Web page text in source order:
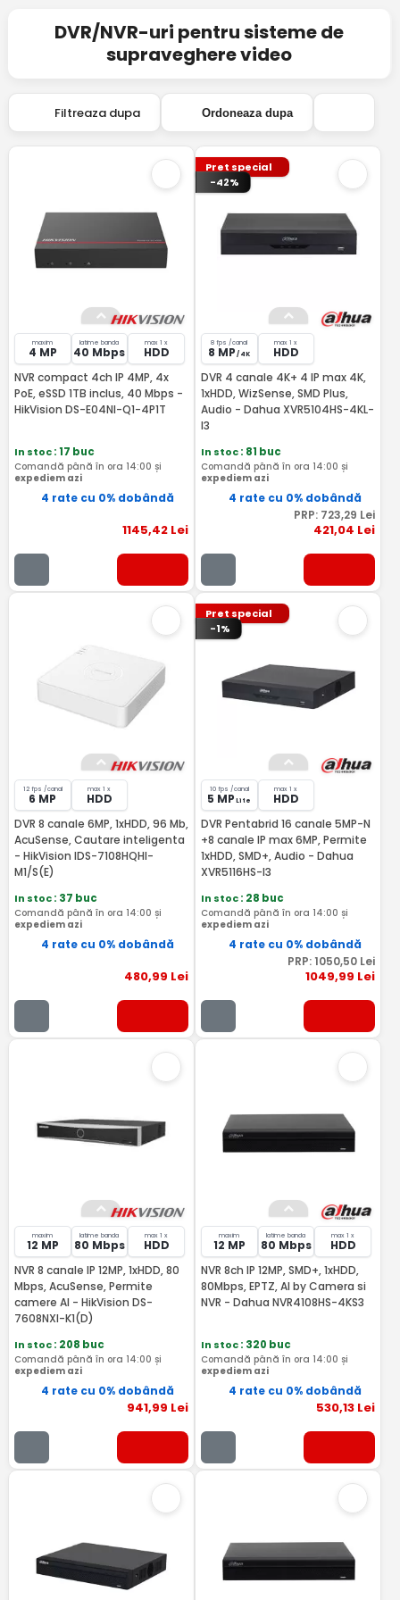
DVR/NVR-uri pentru sisteme de
supraveghere video
Filtreaza dupa Ordoneaza dupa
maxim
4 MP
latime banda
40 Mbps
max 1 x
HDD
NVR compact 4ch IP 4MP, 4x
PoE, eSSD 1TB inclus, 40 Mbps -
HikVision DS-E04NI-Q1-4P1T
In stoc: 17 buc
Comandă până în ora 14:00 și
expediem azi
4 rate cu 0% dobândă
1145,42Lei
Pret special
-42%
8 fps /canal
8 MP / 4K
max 1 x
HDD
DVR 4 canale 4K+ 4 IP max 4K,
1xHDD, WizSense, SMD Plus,
Audio - Dahua XVR5104HS-4KL-
I3
In stoc: 81 buc
Comandă până în ora 14:00 și
expediem azi
4 rate cu 0% dobândă
PRP: 723,29 Lei
421,04 Lei
12 fps /canal
6 MP
max 1 x
HDD
DVR 8 canale 6MP, 1xHDD, 96 Mb,
AcuSense, Cautare inteligenta
- HikVision IDS-7108HQHI-
M1/S(E)
In stoc: 37 buc
Comandă până în ora 14:00 și
expediem azi
4 rate cu 0% dobândă
480,99 Lei
Pret special
-1%
10 fps /canal
5 MP Lite
max 1 x
HDD
DVR Pentabrid 16 canale 5MP-N
+8 canale IP max 6MP, Permite
1xHDD, SMD+, Audio - Dahua
XVR5116HS-I3
In stoc: 28 buc
Comandă până în ora 14:00 și
expediem azi
4 rate cu 0% dobândă
PRP: 1050,50 Lei
1049,99 Lei
maxim
12 MP
latime banda
80 Mbps
max 1 x
HDD
NVR 8 canale IP 12MP, 1xHDD, 80
Mbps, AcuSense, Permite
camere AI - HikVision DS-
7608NXI-K1(D)
In stoc: 208 buc
Comandă până în ora 14:00 și
expediem azi
4 rate cu 0% dobândă
941,99 Lei
maxim
12 MP
latime banda
80 Mbps
max 1 x
HDD
NVR 8ch IP 12MP, SMD+, 1xHDD,
80Mbps, EPTZ, AI by Camera si
NVR - Dahua NVR4108HS-4KS3
In stoc: 320 buc
Comandă până în ora 14:00 și
expediem azi
4 rate cu 0% dobândă
530,13 Lei